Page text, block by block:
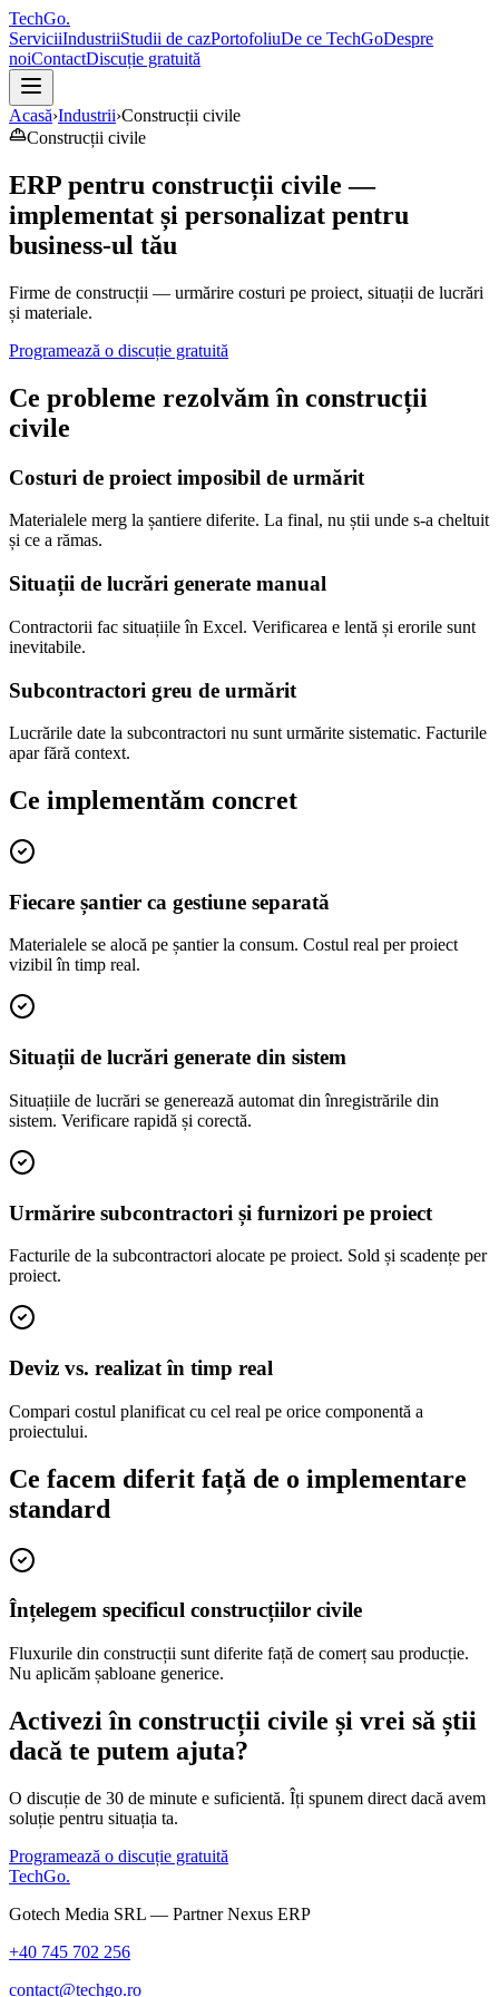
TechGo.
ServiciiIndustriiStudii de cazPortofoliuDe ce TechGoDespre
noiContactDiscuție gratuită
Acasă›Industrii›Construcții civile
Construcții civile
ERP pentru construcții civile —
implementat și personalizat pentru
business-ul tău
Firme de construcții — urmărire costuri pe proiect, situații de lucrări
și materiale.
Programează o discuție gratuită
Ce probleme rezolvăm în construcții
civile
Costuri de proiect imposibil de urmărit
Materialele merg la șantiere diferite. La final, nu știi unde s-a cheltuit
și ce a rămas.
Situații de lucrări generate manual
Contractorii fac situațiile în Excel. Verificarea e lentă și erorile sunt
inevitabile.
Subcontractori greu de urmărit
Lucrările date la subcontractori nu sunt urmărite sistematic. Facturile
apar fără context.
Ce implementăm concret
Fiecare șantier ca gestiune separată
Materialele se alocă pe șantier la consum. Costul real per proiect
vizibil în timp real.
Situații de lucrări generate din sistem
Situațiile de lucrări se generează automat din înregistrările din
sistem. Verificare rapidă și corectă.
Urmărire subcontractori și furnizori pe proiect
Facturile de la subcontractori alocate pe proiect. Sold și scadențe per
proiect.
Deviz vs. realizat în timp real
Compari costul planificat cu cel real pe orice componentă a
proiectului.
Ce facem diferit față de o implementare
standard
Înțelegem specificul construcțiilor civile
Fluxurile din construcții sunt diferite față de comerț sau producție.
Nu aplicăm șabloane generice.
Activezi în construcții civile și vrei să știi
dacă te putem ajuta?
O discuție de 30 de minute e suficientă. Îți spunem direct dacă avem
soluție pentru situația ta.
Programează o discuție gratuită
TechGo.
Gotech Media SRL — Partner Nexus ERP
+40 745 702 256
contact@techgo.ro